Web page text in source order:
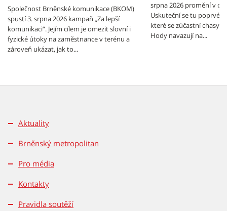
Společnost Brněnské komunikace (BKOM)
spustí 3. srpna 2026 kampaň „Za lepší
komunikaci“. Jejím cílem je omezit slovní i
fyzické útoky na zaměstnance v terénu a
zároveň ukázat, jak to...
srpna 2026 promění v
Uskuteční se tu poprvé
které se zúčastní chasy
Hody navazují na...
Aktuality
Brněnský metropolitan
Pro média
Kontakty
Pravidla soutěží